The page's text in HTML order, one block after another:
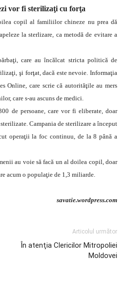
vor fi sterilizaţi cu forţa
copil al familiilor chineze nu prea dă
la sterlizare, ca metodă de evitare a
care au încălcat stricta politică de
şi forţat, dacă este nevoie. Informaţia
Online, care scrie că autorităţile au mers
care s-au ascuns de medici.
de persoane, care vor fi eliberate, doar
Campania de sterilizare a început
operaţii la foc continuu, de la 8 până a
au voie să facă un al doilea copil, doar
acum o populaţie de 1,3 miliarde.
savatie.wordpress.com
Articolul următor
În atenţia Clericilor Mitropoliei
Moldovei